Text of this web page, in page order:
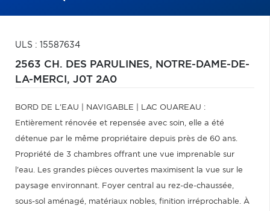
ULS : 15587634
2563 CH. DES PARULINES, NOTRE-DAME-DE-
LA-MERCI, J0T 2A0
BORD DE L'EAU | NAVIGABLE | LAC OUAREAU :
Entièrement rénovée et repensée avec soin, elle a été
détenue par le même propriétaire depuis près de 60 ans.
Propriété de 3 chambres offrant une vue imprenable sur
l'eau. Les grandes pièces ouvertes maximisent la vue sur le
paysage environnant. Foyer central au rez-de-chaussée,
sous-sol aménagé, matériaux nobles, finition irréprochable. À